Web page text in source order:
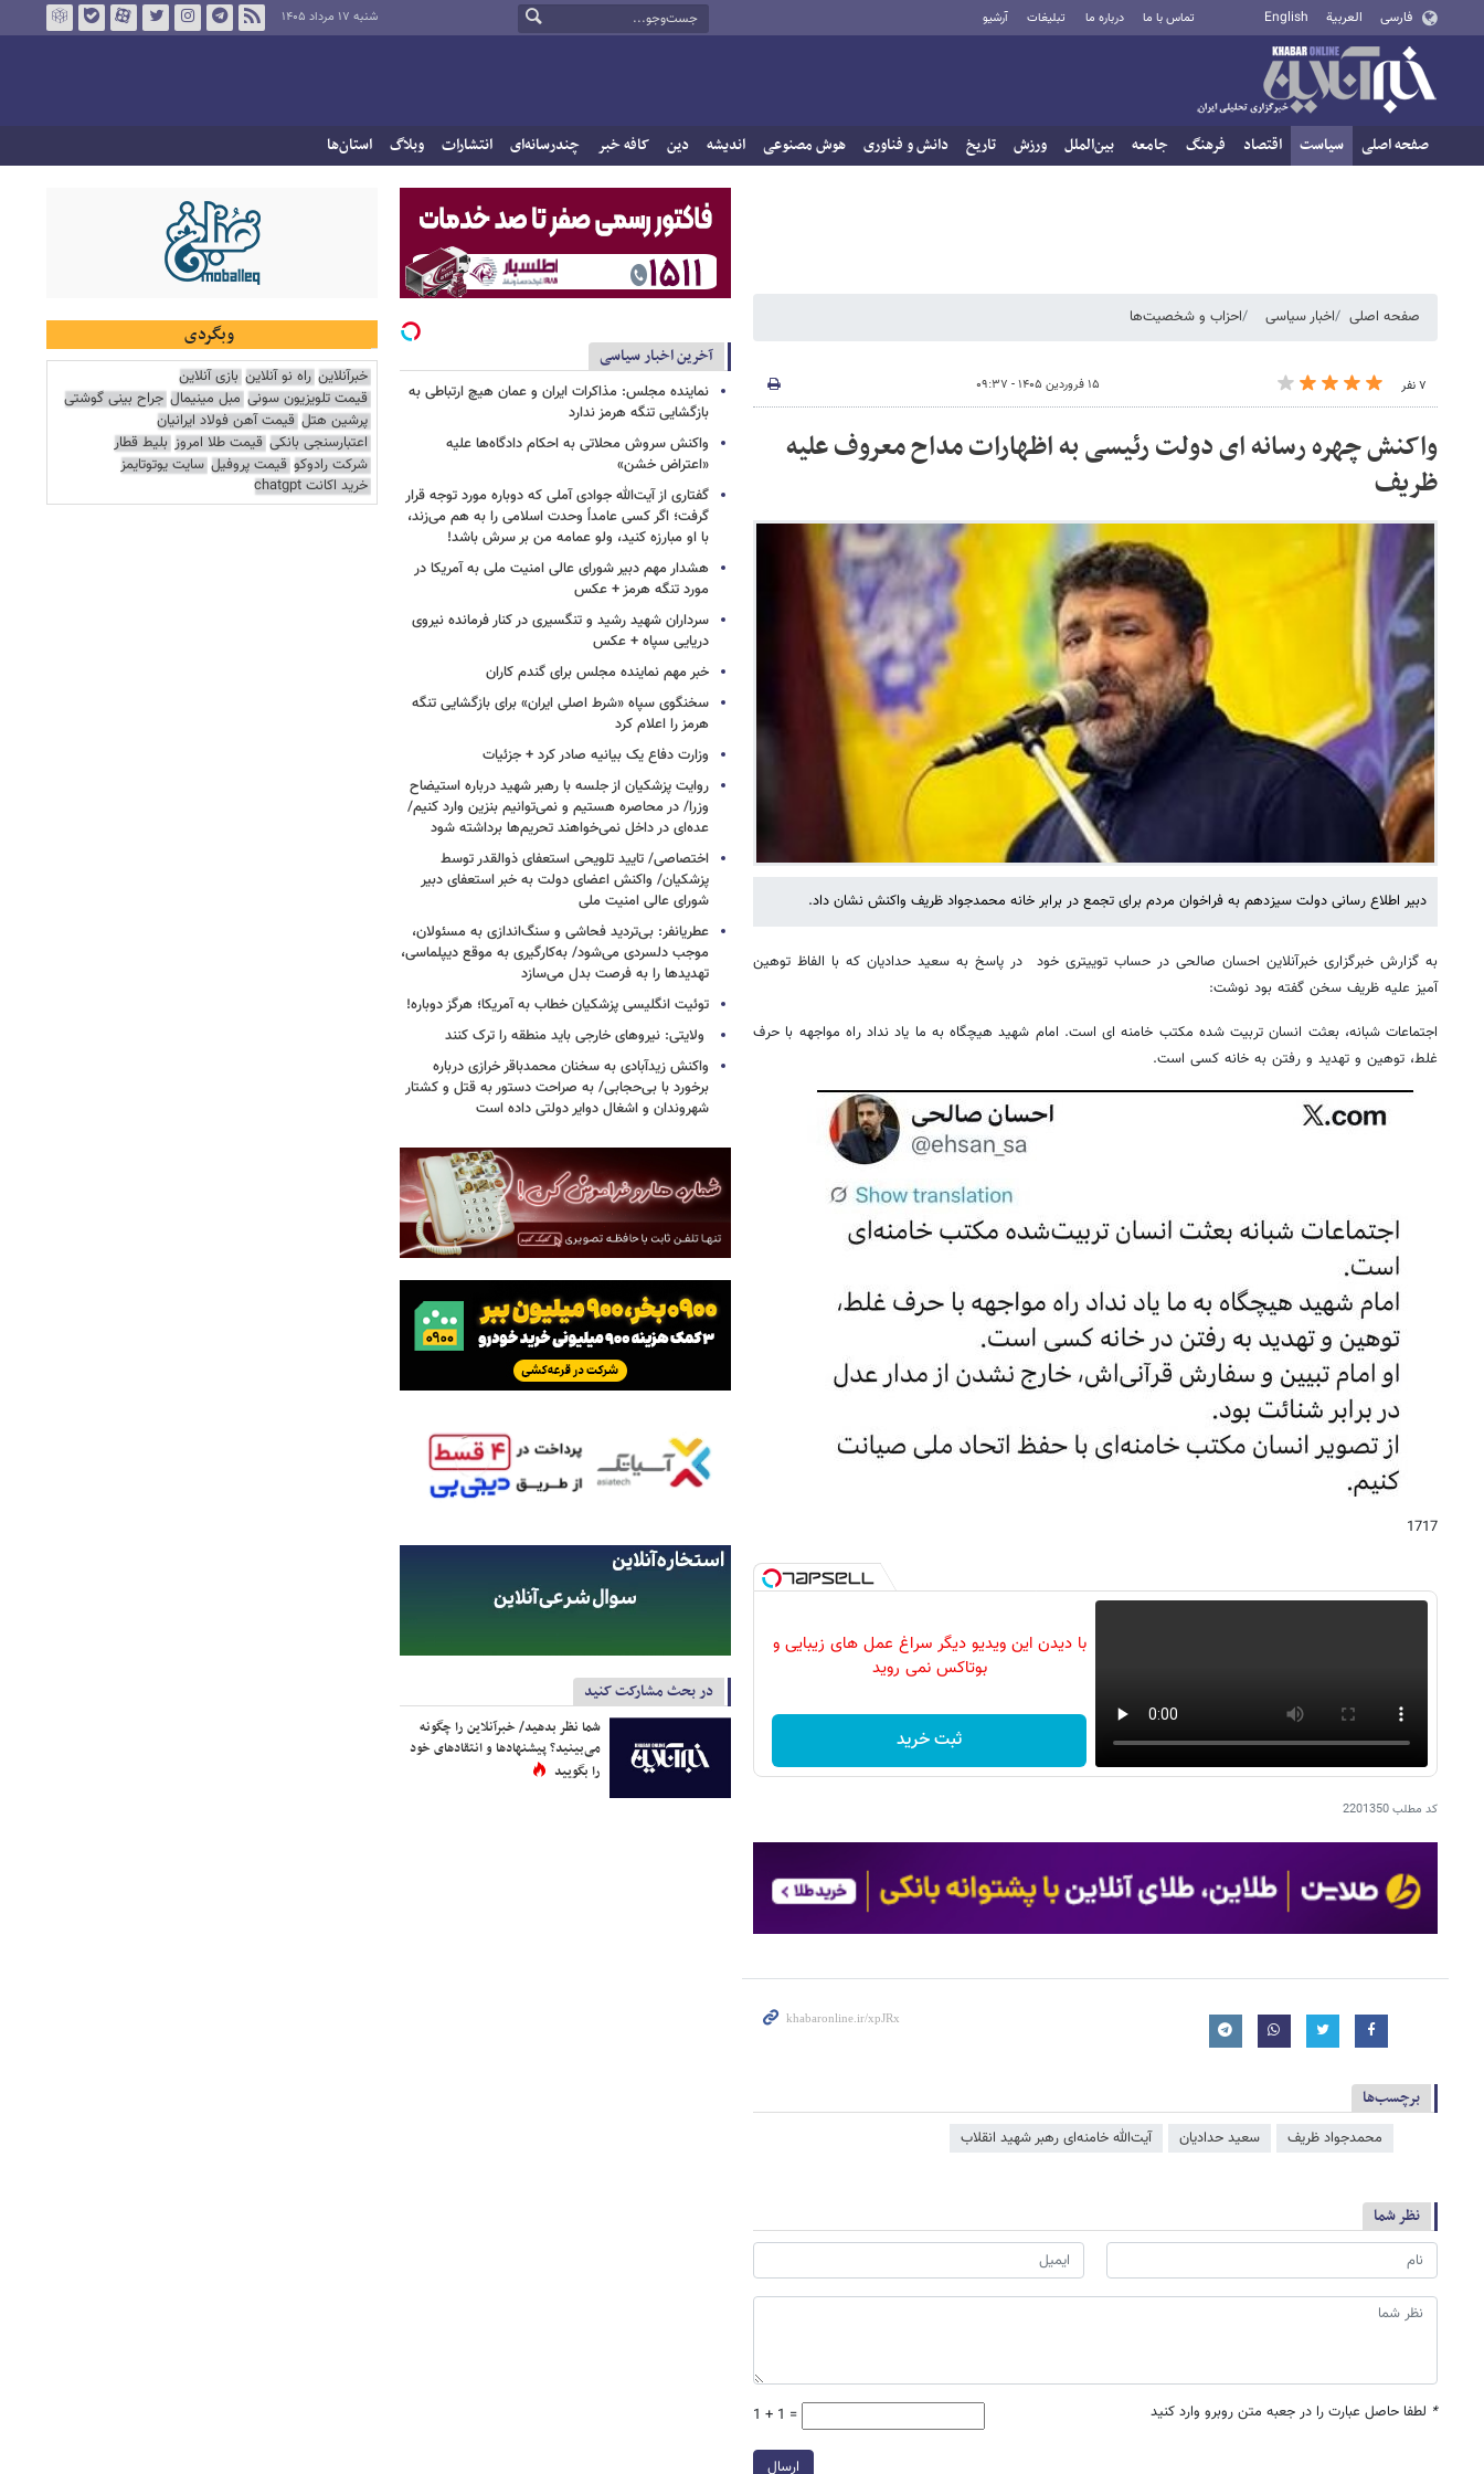
فارسی العربية English تماس با ما درباره ما تبلیغات آرشیو شنبه ۱۷ مرداد ۱۴۰۵
صفحه اصلی سیاست اقتصاد فرهنگ جامعه بین‌الملل ورزش تاریخ دانش و فناوری هوش مصنوعی اندیشه دین کافه خبر چندرسانه‌ای انتشارات وبلاگ استان‌ها
صفحه اصلی اخبار سیاسی احزاب و شخصیت‌ها
۷ نفر ۱۵ فروردین ۱۴۰۵ - ۰۹:۳۷
واکنش چهره رسانه ای دولت رئیسی به اظهارات مداح معروف علیه
ظریف
دبیر اطلاع رسانی دولت سیزدهم به فراخوان مردم برای تجمع در برابر خانه محمدجواد ظریف واکنش نشان داد.
به گزارش خبرگزاری خبرآنلاین احسان صالحی در حساب توییتری خود در پاسخ به سعید حدادیان که با الفاظ توهین
آمیز علیه ظریف سخن گفته بود نوشت:
اجتماعات شبانه، بعثت انسان تربیت شده مکتب خامنه ای است. امام شهید هیچگاه به ما یاد نداد راه مواجهه با حرف
غلط، توهین و تهدید و رفتن به خانه کسی است.
1717
با دیدن این ویدیو دیگر سراغ عمل های زیبایی و
بوتاکس نمی روید
ثبت خرید
کد مطلب2201350
برچسب‌ها
محمدجواد ظریف سعید حدادیان آیت‌الله خامنه‌ای رهبر شهید انقلاب
نظر شما
* لطفا حاصل عبارت را در جعبه متن روبرو وارد کنید 1 + 1 =
ارسال
آخرین اخبار سیاسی
نماینده مجلس: مذاکرات ایران و عمان هیچ ارتباطی به
بازگشایی تنگه هرمز ندارد
واکنش سروش محلاتی به احکام دادگاه‌ها علیه
«اعتراض خشن»
گفتاری از آیت‌الله جوادی آملی که دوباره مورد توجه قرار
گرفت؛ اگر کسی عامداً وحدت اسلامی را به هم می‌زند،
با او مبارزه کنید، ولو عمامه من بر سرش باشد!
هشدار مهم دبیر شورای عالی امنیت ملی به آمریکا در
مورد تنگه هرمز + عکس
سرداران شهید رشید و تنگسیری در کنار فرمانده نیروی
دریایی سپاه + عکس
خبر مهم نماینده مجلس برای گندم کاران
سخنگوی سپاه «شرط اصلی ایران» برای بازگشایی تنگه
هرمز را اعلام کرد
وزارت دفاع یک بیانیه صادر کرد + جزئیات
روایت پزشکیان از جلسه با رهبر شهید درباره استیضاح
وزرا/ در محاصره هستیم و نمی‌توانیم بنزین وارد کنیم/
عده‌ای در داخل نمی‌خواهند تحریم‌ها برداشته شود
اختصاصی/ تایید تلویحی استعفای ذوالقدر توسط
پزشکیان/ واکنش اعضای دولت به خبر استعفای دبیر
شورای عالی امنیت ملی
عطریانفر: بی‌تردید فحاشی و سنگ‌اندازی به مسئولان،
موجب دلسردی می‌شود/ به‌کارگیری به موقع دیپلماسی،
تهدیدها را به فرصت بدل می‌سازد
توئیت انگلیسی پزشکیان خطاب به آمریکا؛ هرگز دوباره!
ولایتی: نیروهای خارجی باید منطقه را ترک کنند
واکنش زیدآبادی به سخنان محمدباقر خرازی درباره
برخورد با بی‌حجابی/ به صراحت دستور به قتل و کشتار
شهروندان و اشغال دوایر دولتی داده است
در بحث مشارکت کنید
شما نظر بدهید/ خبرآنلاین را چگونه
می‌بینید؟ پیشنهادها و انتقادهای خود
را بگویید
وبگردی
خبرآنلاین راه نو آنلاین بازی آنلاین
قیمت تلویزیون سونی مبل مینیمال جراح بینی گوشتی
پرشین هتل قیمت آهن فولاد ایرانیان
اعتبارسنجی بانکی قیمت طلا امروز بلیط قطار
شرکت رادوکو قیمت پروفیل سایت یوتوتایمز
خرید اکانت chatgpt